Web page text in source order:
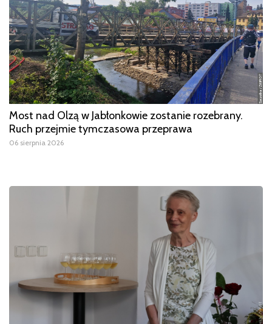
Most nad Olzą w Jabłonkowie zostanie rozebrany.
Ruch przejmie tymczasowa przeprawa
06 sierpnia 2026